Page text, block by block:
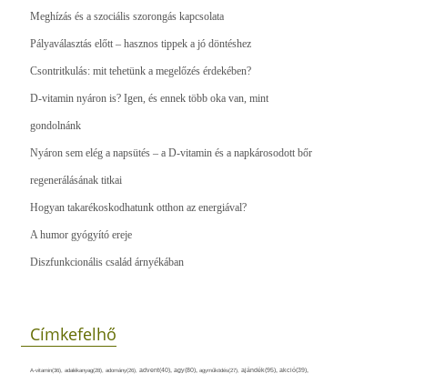
Meghízás és a szociális szorongás kapcsolata
Pályaválasztás előtt – hasznos tippek a jó döntéshez
Csontritkulás: mit tehetünk a megelőzés érdekében?
D-vitamin nyáron is? Igen, és ennek több oka van, mint
gondolnánk
Nyáron sem elég a napsütés – a D-vitamin és a napkárosodott bőr
regenerálásának titkai
Hogyan takarékoskodhatunk otthon az energiával?
A humor gyógyító ereje
Diszfunkcionális család árnyékában
Címkefelhő
A-vitamin(36), adalékanyag(28), adomány(26), advent(40), agy(80), agyműködés(27), ajándék(95), akció(39),